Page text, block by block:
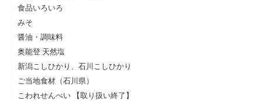
食品いろいろ
みそ
醤油・調味料
奥能登 天然塩
新潟こしひかり、石川こしひかり
ご当地食材（石川県）
こわれせんべい 【取り扱い終了】